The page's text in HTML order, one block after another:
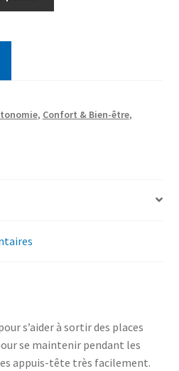
, Confort & Bien-être,
s’aider à sortir des places
se maintenir pendant les
appuis-tête très facilement.